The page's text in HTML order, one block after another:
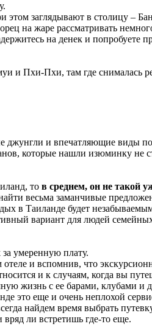
этом заглядывают в столицу –
на жаре рассматривать
на денек и
и Пхи-Пхи, там где снималась
и впечатляющие виды
которые нашли изюминку не
то в среднем, он не такой
весьма заманчивые
в Таиланде будет
вариант для людей
умеренную плату.
отеле и вспомнив, что
и к случаям, когда вы
жизнь с ее барами, клубами и
это еще и очень неплохой
найдем время выбрать
вряд ли встретишь где-то еще.